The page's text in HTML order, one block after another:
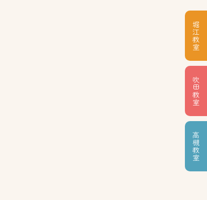
堀江教室
吹田教室
高槻教室